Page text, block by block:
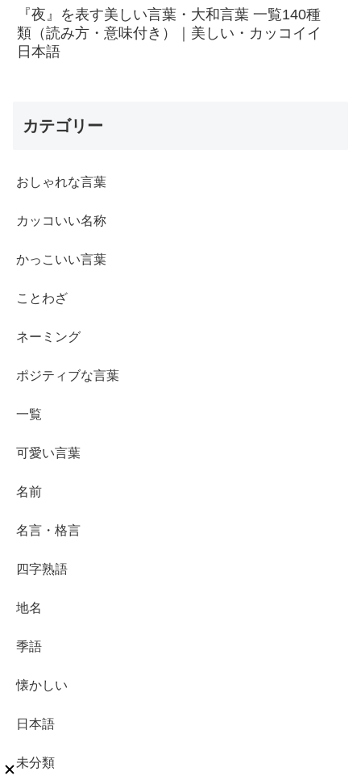
『夜』を表す美しい言葉・大和言葉 一覧140種
類（読み方・意味付き）｜美しい・カッコイイ
日本語
カテゴリー
おしゃれな言葉
カッコいい名称
かっこいい言葉
ことわざ
ネーミング
ポジティブな言葉
一覧
可愛い言葉
名前
名言・格言
四字熟語
地名
季語
懐かしい
日本語
未分類